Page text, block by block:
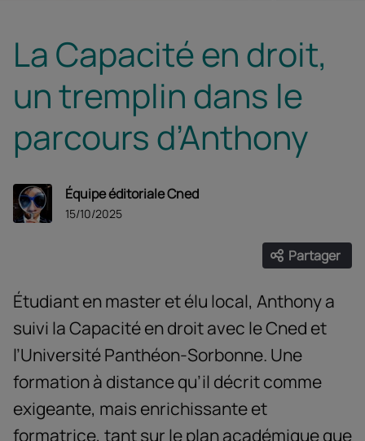
La Capacité en droit,
un tremplin dans le
parcours d’Anthony
Équipe éditoriale Cned
15/10/2025
Partager
Ouvrir
Étudiant en master et élu local, Anthony a
suivi la Capacité en droit avec le Cned et
l’Université Panthéon-Sorbonne. Une
formation à distance qu’il décrit comme
exigeante, mais enrichissante et
formatrice, tant sur le plan académique que